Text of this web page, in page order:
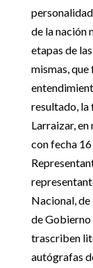
de la nación
etapas de
mismas,
resultado, la
Larraizar,
con fecha
Nacional,
de Gobierno
trascriben
autógrafas